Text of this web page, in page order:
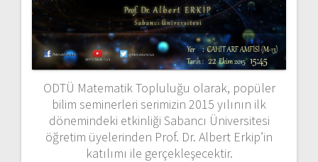
ODTÜ Matematik Topluluğu olarak, popüler
bilim seminerleri serimizin 2015 yılının ilk
dönemindeki etkinliği Sabancı Üniversitesi
öğretim üyelerinden Prof. Dr. Albert Erkip’in
katılımı ile gerçekleşecektir.